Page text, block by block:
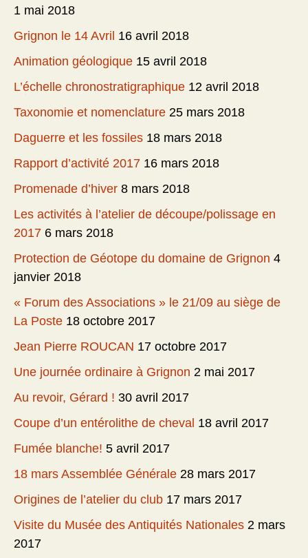
1 mai 2018
Grignon le 14 Avril 16 avril 2018
Animation géologique 15 avril 2018
L’échelle chronostratigraphique 12 avril 2018
Taxonomie et nomenclature 25 mars 2018
Daguerre et les fossiles 18 mars 2018
Rapport d’activité 2017 16 mars 2018
Promenade d’hiver 8 mars 2018
Les activités à l’atelier de découpe/polissage en
2017 6 mars 2018
Protection de Géotope du domaine de Grignon 4
janvier 2018
« Forum des Associations » le 21/09 au siège de
La Poste 18 octobre 2017
Jean Pierre ROUCAN 17 octobre 2017
Une journée ordinaire à Grignon 2 mai 2017
Au revoir, Gérard ! 30 avril 2017
Coupe d’un entérolithe de cheval 18 avril 2017
Fumée blanche! 5 avril 2017
18 mars Assemblée Générale 28 mars 2017
Origines de l’atelier du club 17 mars 2017
Visite du Musée des Antiquités Nationales 2 mars
2017